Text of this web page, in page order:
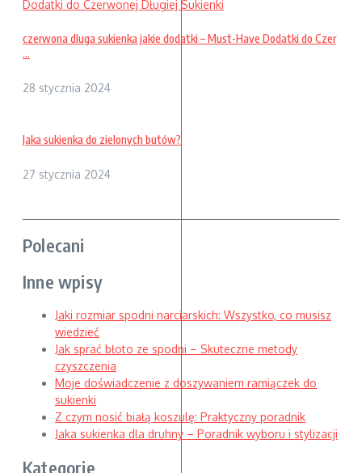
czerwona dluga sukienka jakie dodatki – Must-Have Dodatki do Czer
...
28 stycznia 2024
Jaka sukienka do zielonych butów?
27 stycznia 2024
Polecani
Inne wpisy
Jaki rozmiar spodni narciarskich: Wszystko, co musisz
wiedzieć
Jak sprać błoto ze spodni – Skuteczne metody
czyszczenia
Moje doświadczenie z doszywaniem ramiączek do
sukienki
Z czym nosić białą koszulę: Praktyczny poradnik
Jaka sukienka dla druhny – Poradnik wyboru i stylizacji
Kategorie